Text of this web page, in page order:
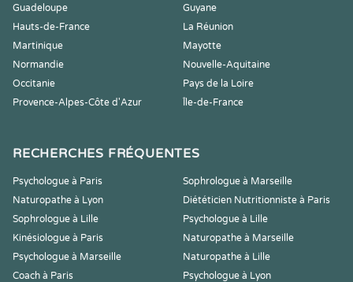
Guadeloupe
Guyane
Hauts-de-France
La Réunion
Martinique
Mayotte
Normandie
Nouvelle-Aquitaine
Occitanie
Pays de la Loire
Provence-Alpes-Côte d'Azur
Île-de-France
RECHERCHES FRÉQUENTES
Psychologue à Paris
Sophrologue à Marseille
Naturopathe à Lyon
Diététicien Nutritionniste à Paris
Sophrologue à Lille
Psychologue à Lille
Kinésiologue à Paris
Naturopathe à Marseille
Psychologue à Marseille
Naturopathe à Lille
Coach à Paris
Psychologue à Lyon